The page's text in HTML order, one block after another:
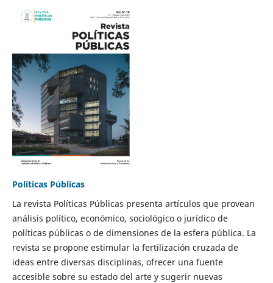
Políticas Públicas
La revista Políticas Públicas presenta artículos que provean
análisis político, económico, sociológico o jurídico de
políticas públicas o de dimensiones de la esfera pública. La
revista se propone estimular la fertilización cruzada de
ideas entre diversas disciplinas, ofrecer una fuente
accesible sobre su estado del arte y sugerir nuevas